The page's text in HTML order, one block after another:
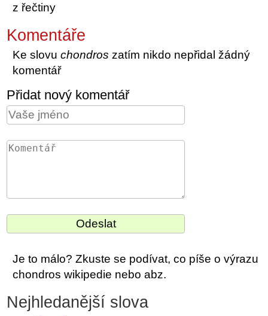
z řečtiny
Komentáře
Ke slovuchondroszatím nikdo nepřidal žádný
komentář
Přidat nový komentář
Je to málo? Zkuste se podívat, co píše o výrazu
chondros wikipedie nebo abz.
Nejhledanější slova